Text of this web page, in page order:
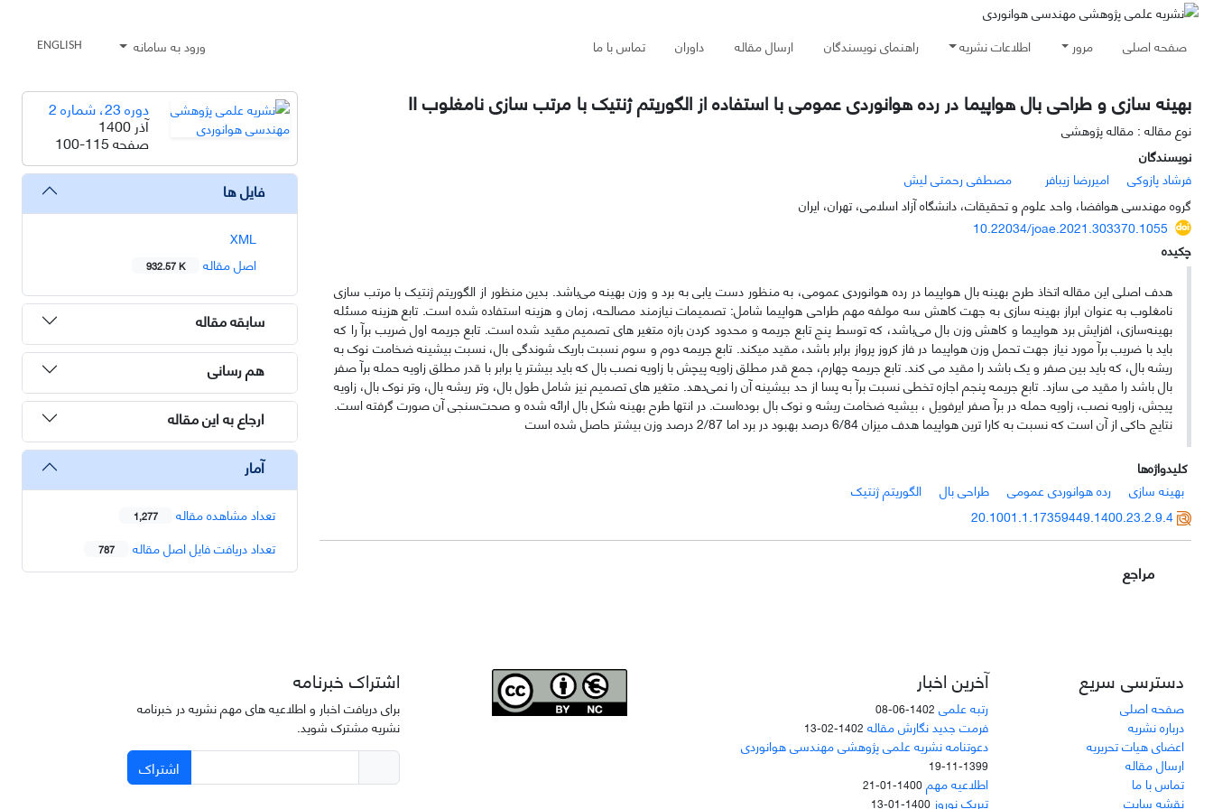
صفحه اصلی مرور اطلاعات نشریه راهنمای نویسندگان ارسال مقاله داوران تماس با ما ورود به سامانه ENGLISH
بهینه سازی و طراحی بال هواپیما در رده هوانوردی عمومی با استفاده از الگوریتم ژنتیک با مرتب سازی نامغلوب II
نوع مقاله : مقاله پژوهشی
نویسندگان
فرشاد پازوکی
امیررضا زیبافر
مصطفی رحمتی لیش
گروه مهندسی هوافضا، واحد علوم و تحقیقات، دانشگاه آزاد اسلامی، تهران، ایران
10.22034/joae.2021.303370.1055
چکیده
هدف اصلی این مقاله اتخاذ طرح بهینه بال هواپیما در رده هوانوردی عمومی، به منظور دست یابی به برد و وزن بهینه می‌باشد. بدین منظور از الگوریتم ژنتیک با مرتب سازی
نامغلوب به عنوان ابراز بهینه سازی به جهت کاهش سه مولفه مهم طراحی هواپیما شامل: تصمیمات نیازمند مصالحه، زمان و هزینه استفاده شده است. تابع هزینه مسئله
بهینه‌سازی، افزایش برد هواپیما و کاهش وزن بال می‌باشد، که توسط پنج تابع جریمه و محدود کردن بازه متغیر های تصمیم مقید شده است. تابع جریمه اول ضریب برآ را که
باید با ضریب برآ مورد نیاز جهت تحمل وزن هواپیما در فاز کروز پرواز برابر باشد، مقید میکند. تابع جریمه دوم و سوم نسبت باریک شوندگی بال، نسبت بیشینه ضخامت نوک به
ریشه بال، که باید بین صفر و یک باشد را مقید می کند. تابع جریمه چهارم، جمع قدر مطلق زاویه پیچش با زاویه نصب بال که باید بیشتر یا برابر با قدر مطلق زاویه حمله برآ صفر
بال باشد را مقید می سازد. تابع جریمه پنجم اجازه تخطی نسبت برآ به پسا از حد بیشینه آن را نمی‌دهد. متغیر های تصمیم نیز شامل طول بال، وتر ریشه بال، وتر نوک بال، زاویه
پیجش، زاویه نصب، زاویه حمله در برآ صفر ایرفویل ، بیشیه ضخامت ریشه و نوک بال بوده‌است. در انتها طرح بهینه شکل بال ارائه شده و صحت‌سنجی آن صورت گرفته است.
نتایج حاکی از آن است که نسبت به کارا ترین هواپیما هدف میزان 6/84 درصد بهبود در برد اما 2/87 درصد وزن بیشتر حاصل شده است
کلیدواژه‌ها
بهینه سازی
رده هوانوردی عمومی طراحی بال
الگوریتم ژنتیک
20.1001.1.17359449.1400.23.2.9.4
مراجع
دوره 23، شماره 2
آذر 1400
صفحه100-115
فایل ها
XML
اصل مقاله
932.57 K
سابقه مقاله
هم رسانی
ارجاع به این مقاله
آمار
تعداد مشاهده مقاله 1,277
تعداد دریافت فایل اصل مقاله 787
دسترسی سریع
صفحه اصلی
درباره نشریه
اعضای هیات تحریریه
ارسال مقاله
تماس با ما
نقشه سایت
آخرین اخبار
رتبه علمی 1402-06-08
فرمت جدید نگارش مقاله 1402-02-13
دعوتنامه نشریه علمی پژوهشی مهندسی هوانوردی
1399-11-19
اطلاعیه مهم1400-01-21
تبریک نوروز 1400-01-13
اشتراک خبرنامه
برای دریافت اخبار و اطلاعیه های مهم نشریه در خبرنامه
نشریه مشترک شوید.
اشتراک